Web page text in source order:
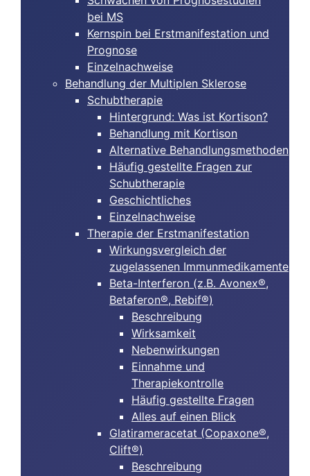
bei MS
Kernspin bei Erstmanifestation und
Prognose
Einzelnachweise
Behandlung der Multiplen Sklerose
Schubtherapie
Hintergrund: Was ist Kortison?
Behandlung mit Kortison
Alternative Behandlungsmethoden
Häufig gestellte Fragen zur
Schubtherapie
Geschichtliches
Einzelnachweise
Therapie der Erstmanifestation
Wirkungsvergleich der
zugelassenen Immunmedikamente
Beta-Interferon (z.B. Avonex®,
Betaferon®, Rebif®)
Beschreibung
Wirksamkeit
Nebenwirkungen
Einnahme und
Therapiekontrolle
Häufig gestellte Fragen
Alles auf einen Blick
Glatirameracetat (Copaxone®,
Clift®)
Beschreibung